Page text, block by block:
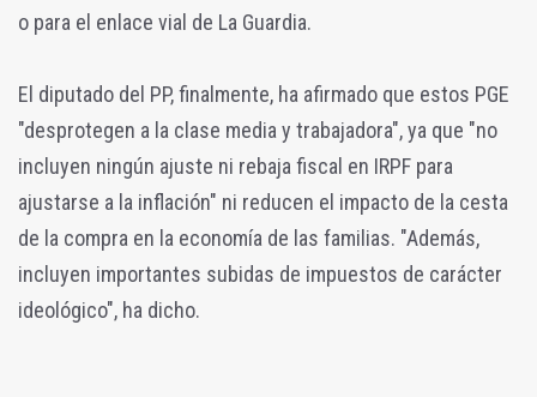
o para el enlace vial de La Guardia.
El diputado del PP, finalmente, ha afirmado que estos PGE
"desprotegen a la clase media y trabajadora", ya que "no
incluyen ningún ajuste ni rebaja fiscal en IRPF para
ajustarse a la inflación" ni reducen el impacto de la cesta
de la compra en la economía de las familias. "Además,
incluyen importantes subidas de impuestos de carácter
ideológico", ha dicho.